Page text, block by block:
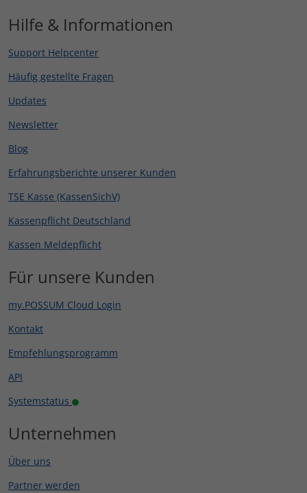
Hilfe & Informationen
Support Helpcenter
Häufig gestellte Fragen
Updates
Newsletter
Blog
Erfahrungsberichte unserer Kunden
TSE Kasse (KassenSichV)
Kassenpflicht Deutschland
Kassen Meldepflicht
Für unsere Kunden
my.POSSUM Cloud Login
Kontakt
Empfehlungsprogramm
API
Systemstatus
Unternehmen
Über uns
Partner werden